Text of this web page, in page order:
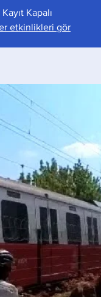
Kayıt Kapalı
etkinlikleri gör